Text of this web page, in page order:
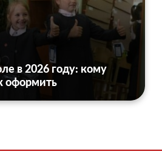
в 2026 году: кому
оформить